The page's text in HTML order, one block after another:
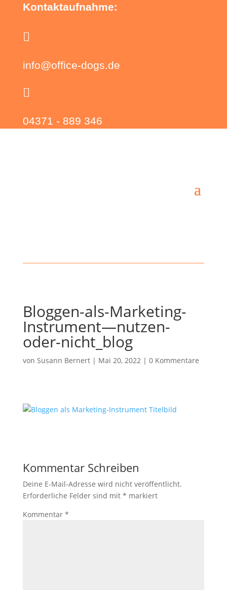
Kontaktaufnahme:

info@office-dogs.de

04371 - 889 346
Bloggen-als-Marketing-
Instrument—nutzen-
oder-nicht_blog
von Susann Bernert| Mai 20, 2022 | 0 Kommentare
Kommentar Schreiben
Deine E-Mail-Adresse wird nicht veröffentlicht.
Erforderliche Felder sind mit * markiert
Kommentar *